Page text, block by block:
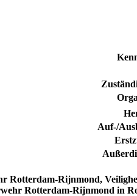
Auf-/
Rotterdam-Rijnmond,
Rotterdam-Rijnmond in